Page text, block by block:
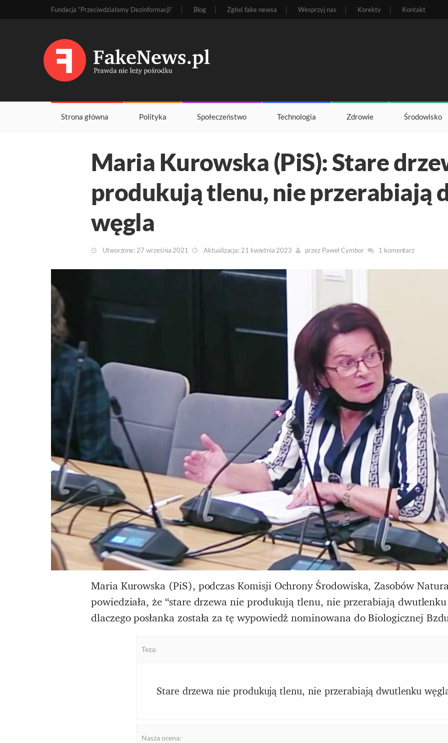
Fundacja “Przeciwdziałamy Dezinformacji” Blog Zgłoś fake newsa Wesprzyj nas Korekty Kontakt
Strona główna Polityka Społeczeństwo Technologia Zdrowie Środowisko
Maria Kurowska (PiS): Stare
produkują tlenu, nie przerabiają
węgla
Utworzone: 27 września 2021 Aktualizacja: 21 kwietnia 2023 przez Paweł Cymbor 1 komentarz
Maria Kurowska (PiS), podczas Komisji Ochrony Środowiska, Zasobów
powiedziała, że “stare drzewa nie produkują tlenu, nie przerabiają
dlaczego posłanka została za tę wypowiedź nominowana do Biologicznej
Teza:
Stare drzewa nie produkują tlenu, nie przerabiają dwutlenku
Nasza ocena: